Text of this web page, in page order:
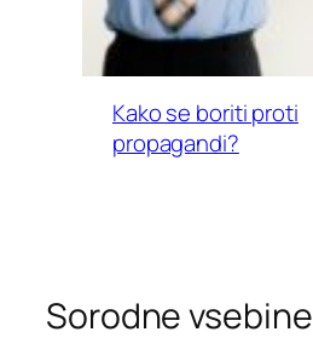
Kako se boriti proti
propagandi?
Sorodne vsebine